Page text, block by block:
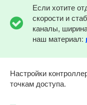
Если хотите
скорости и
каналы,
наш материал:
Настройки
точкам доступа.